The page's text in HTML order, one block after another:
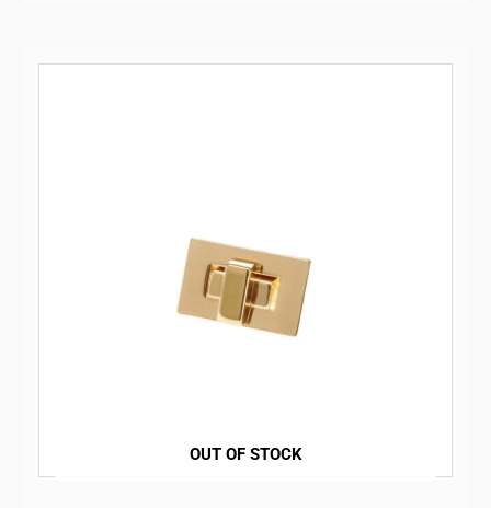
OUT OF STOCK